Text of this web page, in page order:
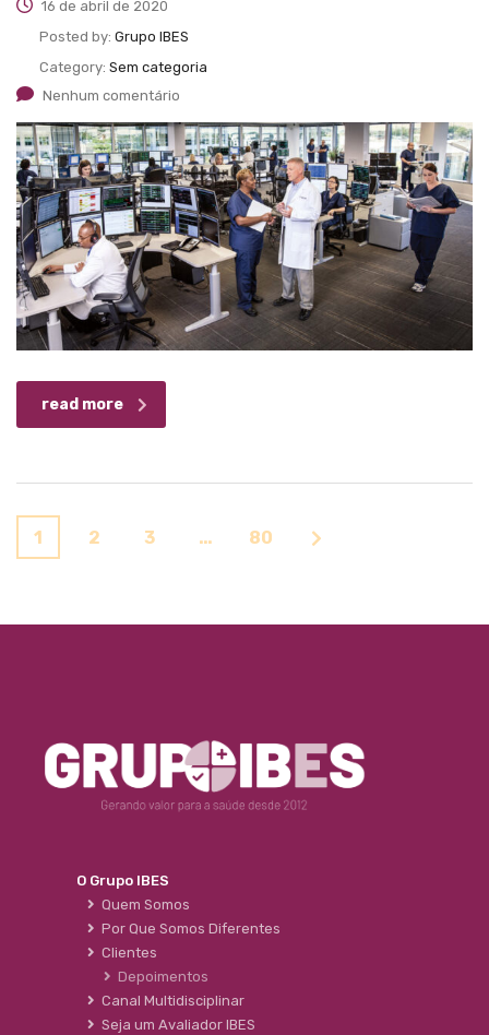
16 de abril de 2020
Posted by: Grupo IBES
Category: Sem categoria
Nenhum comentário
read more
1 2 3 … 80
O Grupo IBES
Quem Somos
Por Que Somos Diferentes
Clientes
Depoimentos
Canal Multidisciplinar
Seja um Avaliador IBES